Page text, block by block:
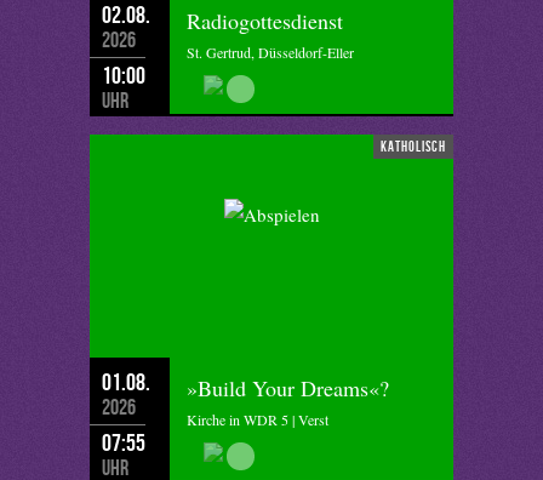
02.08.
2026
10:00
Uhr
Radiogottesdienst
St. Gertrud, Düsseldorf-Eller
katholisch
01.08.
2026
07:55
Uhr
»Build Your Dreams«?
Kirche in WDR 5 | Verst